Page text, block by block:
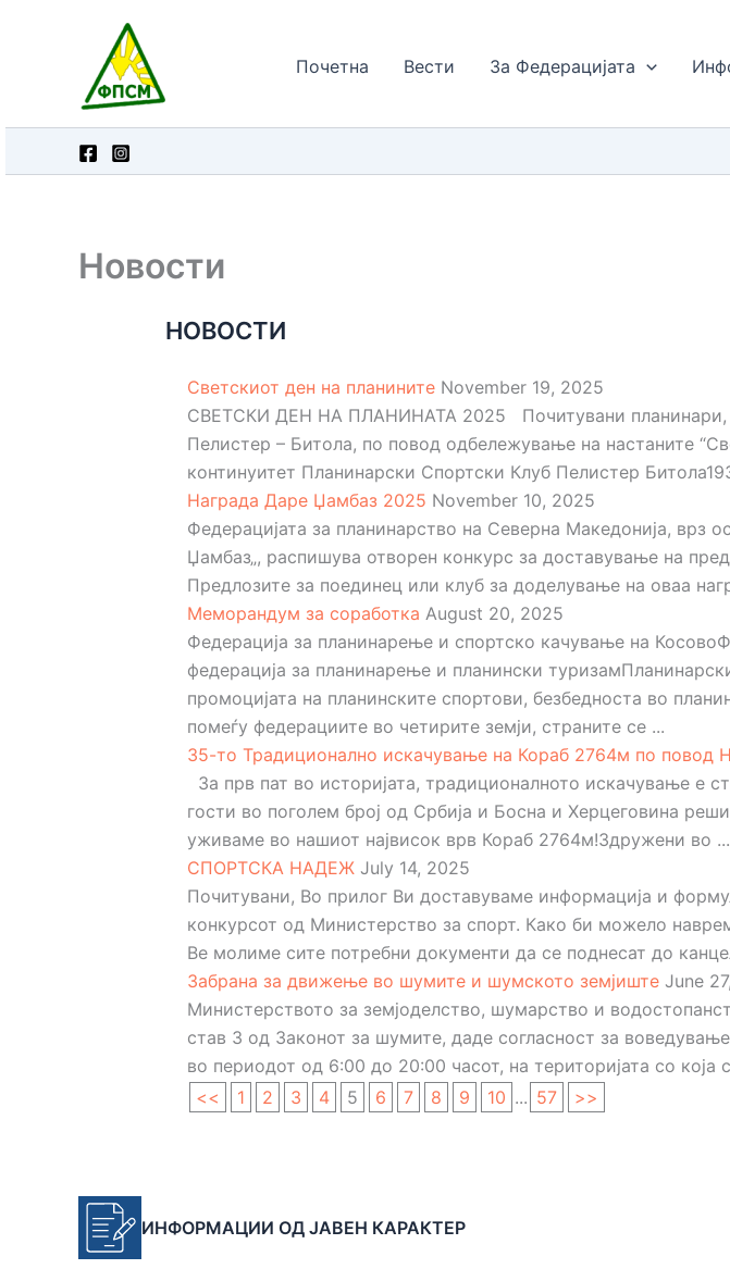
Почетна Вести За Федерацијата
Новости
НОВОСТИ
Светскиот ден на планините November 19, 2025
СВЕТСКИ ДЕН НА ПЛАНИНАТА 2025 Почитувани планинари,
Пелистер – Битола, по повод одбележување на настаните
континуитет Планинарски Спортски Клуб Пелистер
Награда Даре Џамбаз 2025 November 10, 2025
Федерацијата за планинарство на Северна Македонија, врз
Џамбаз„, распишува отворен конкурс за доставување на
Предлозите за поединец или клуб за доделување на оваа
Меморандум за соработка August 20, 2025
Федерација за планинарење и спортско качување на
федерација за планинарење и планински
промоцијата на планинските спортови, безбедноста во
помеѓу федерациите во четирите земји, страните се ...
35-то Традиционално искачување на Кораб 2764м по повод
За прв пат во историјата, традиционалното искачување е
гости во поголем број од Србија и Босна и Херцеговина
уживаме во нашиот највисок врв Кораб 2764м!Здружени во ...
СПОРТСКА НАДЕЖ July 14, 2025
Почитувани, Во прилог Ви доставуваме информација и
конкурсот од Министерство за спорт. Како би можело
Ве молиме сите потребни документи да се поднесат до
Забрана за движење во шумите и шумското земјиште June
Министерството за земјоделство, шумарство и
став 3 од Законот за шумите, даде согласност за
во периодот од 6:00 до 20:00 часот, на територијата со која
<<
1 2 3 4 5 6 7 8 9 10 ... 57 >>
ИНФОРМАЦИИ ОД ЈАВЕН КАРАКТЕР